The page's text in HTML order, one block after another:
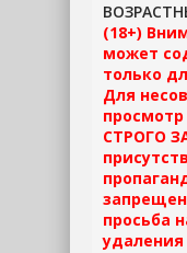
(18+)
может
только
Для
СТРОГО
просьба